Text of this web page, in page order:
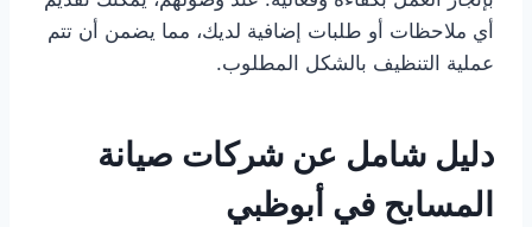
أي ملاحظات أو طلبات إضافية لديك، مما يضمن أن تتم
عملية التنظيف بالشكل المطلوب.
دليل شامل عن شركات صيانة
المسابح في أبوظبي